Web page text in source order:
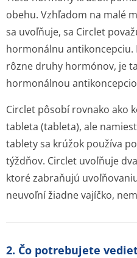
obehu. Vzhľadom na malé
sa uvoľňuje, sa Circlet
hormonálnu antikoncepciu.
rôzne druhy hormónov, je
hormonálnou
Circlet pôsobí rovnako ako
tableta (tableta), ale
tablety sa krúžok používa
týždňov. Circlet uvoľňuje
ktoré zabraňujú
neuvoľní žiadne vajíčko,
2. Čo potrebujete